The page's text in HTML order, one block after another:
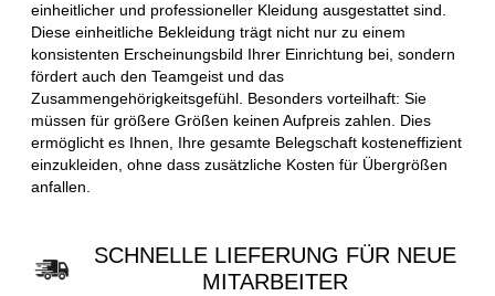
einheitlicher und professioneller Kleidung ausgestattet sind.
Diese einheitliche Bekleidung trägt nicht nur zu einem
konsistenten Erscheinungsbild Ihrer Einrichtung bei, sondern
fördert auch den Teamgeist und das
Zusammengehörigkeitsgefühl. Besonders vorteilhaft: Sie
müssen für größere Größen keinen Aufpreis zahlen. Dies
ermöglicht es Ihnen, Ihre gesamte Belegschaft kosteneffizient
einzukleiden, ohne dass zusätzliche Kosten für Übergrößen
anfallen.
SCHNELLE LIEFERUNG FÜR NEUE
MITARBEITER